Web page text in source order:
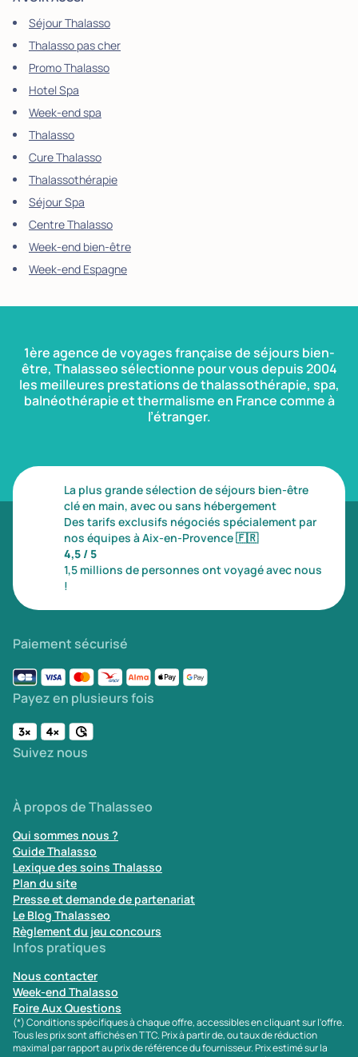
Séjour Thalasso
Thalasso pas cher
Promo Thalasso
Hotel Spa
Week-end spa
Thalasso
Cure Thalasso
Thalassothérapie
Séjour Spa
Centre Thalasso
Week-end bien-être
Week-end Espagne
1ère agence de voyages française de séjours bien-
être, Thalasseo sélectionne pour vous depuis 2004
les meilleures prestations de thalassothérapie, spa,
balnéothérapie et thermalisme en France comme à
l’étranger.
La plus grande sélection de séjours bien-être
clé en main, avec ou sans hébergement
Des tarifs exclusifs négociés spécialement par
nos équipes à Aix-en-Provence🇫🇷
4,5 / 5
1,5 millions de personnes ont voyagé avec nous
!
Paiement sécurisé
Payez en plusieurs fois
Suivez nous
À propos de Thalasseo
Qui sommes nous ?
Guide Thalasso
Lexique des soins Thalasso
Plan du site
Presse et demande de partenariat
Le Blog Thalasseo
Règlement du jeu concours
Infos pratiques
Nous contacter
Week-end Thalasso
Foire Aux Questions
(*) Conditions spécifiques à chaque offre, accessibles en cliquant sur l'offre.
Tous les prix sont affichés en TTC. Prix à partir de, ou taux de réduction
maximal par rapport au prix de référence du fournisseur. Prix estimé sur la